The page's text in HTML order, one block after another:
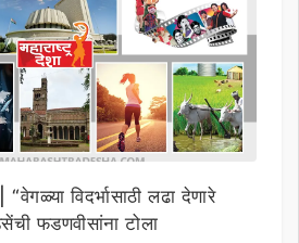
विदर्भासाठी लढा देणारे
फडणवीसांना टोला